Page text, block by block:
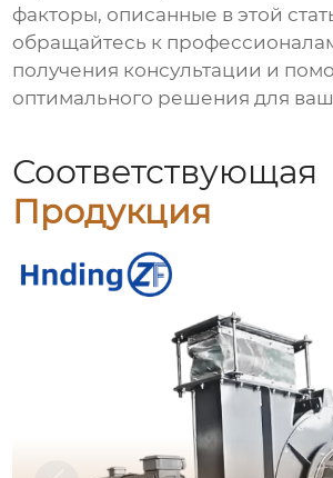
факторы, описанные в этой
обращайтесь к
получения консультации и
оптимального решения для
Соответствующая
Продукция